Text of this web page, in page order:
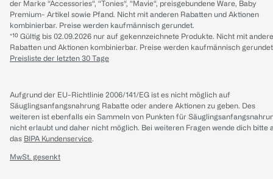
der Marke “Accessories“, “Tonies“, “Mavie“, preisgebundene Ware, Baby
Premium- Artikel sowie Pfand. Nicht mit anderen Rabatten und Aktionen
kombinierbar. Preise werden kaufmännisch gerundet.
*¹⁰ Gültig bis 02.09.2026 nur auf gekennzeichnete Produkte. Nicht mit
Rabatten und Aktionen kombinierbar. Preise werden kaufmännisch
Preisliste der letzten 30 Tage
Aufgrund der EU-Richtlinie 2006/141/EG ist es nicht möglich auf
Säuglingsanfangsnahrung Rabatte oder andere Aktionen zu geben. Des
weiteren ist ebenfalls ein Sammeln von Punkten für
nicht erlaubt und daher nicht möglich. Bei weiteren Fragen wende dich bitte
das BIPA Kundenservice.
MwSt. gesenkt